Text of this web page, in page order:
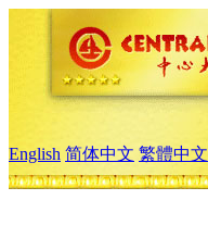
English 简体中文 繁體中文